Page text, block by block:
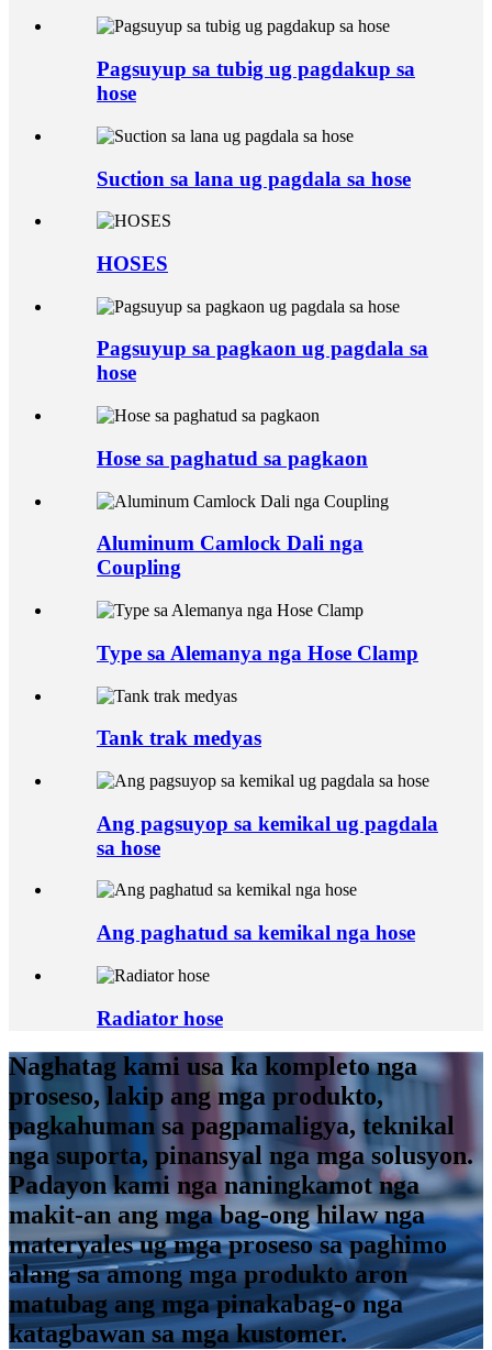
Pagsuyup sa tubig ug pagdakup sa
hose
Suction sa lana ug pagdala sa hose
HOSES
Pagsuyup sa pagkaon ug pagdala sa
hose
Hose sa paghatud sa pagkaon
Aluminum Camlock Dali nga
Coupling
Type sa Alemanya nga Hose Clamp
Tank trak medyas
Ang pagsuyop sa kemikal ug pagdala
sa hose
Ang paghatud sa kemikal nga hose
Radiator hose
Naghatag kami usa ka kompleto nga
proseso, lakip ang mga produkto,
pagkahuman sa pagpamaligya, teknikal
nga suporta, pinansyal nga mga solusyon.
Padayon kami nga naningkamot nga
makit-an ang mga bag-ong hilaw nga
materyales ug mga proseso sa paghimo
alang sa among mga produkto aron
matubag ang mga pinakabag-o nga
katagbawan sa mga kustomer.